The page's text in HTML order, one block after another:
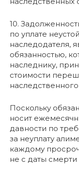
10.
по уплате
наследодателя,
обязанностью,
наследнику,
стоимости
Поскольку
носит
давности по
за неуплату
каждому
не с даты смерти